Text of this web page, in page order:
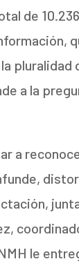
de
a la
a
le